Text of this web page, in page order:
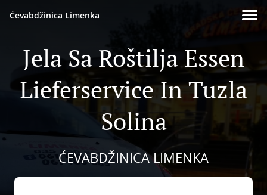
Ćevabdžinica Limenka
Jela Sa Roštilja Essen
Lieferservice In Tuzla
Solina
ĆEVABDŽINICA LIMENKA